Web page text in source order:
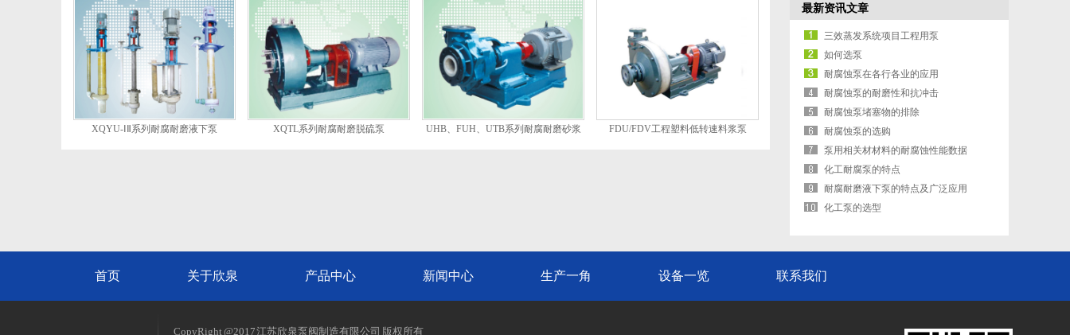
XQYU-ⅠⅡ系列耐腐耐磨液下泵 XQTL系列耐腐耐磨脱硫泵
UHB、FUH、UTB系列耐腐耐磨砂浆
FDU/FDV工程塑料低转速料浆泵
最新资讯文章
三效蒸发系统项目工程用泵
如何选泵
耐腐蚀泵在各行各业的应用
耐腐蚀泵的耐磨性和抗冲击
耐腐蚀泵堵塞物的排除
耐腐蚀泵的选购
泵用相关材材料的耐腐蚀性能数据
化工耐腐泵的特点
耐腐耐磨液下泵的特点及广泛应用
化工泵的选型
首页 关于欣泉 产品中心 新闻中心 生产一角 设备一览 联系我们
CopyRight @2017 江苏欣泉泵阀制造有限公司 版权所有